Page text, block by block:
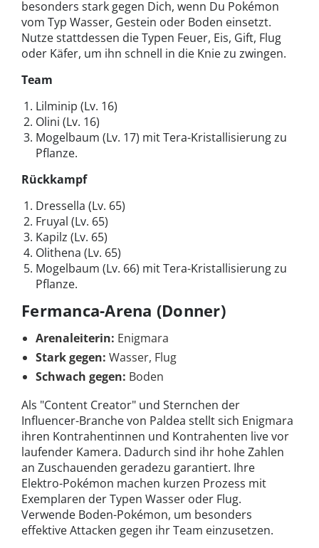
besonders stark gegen Dich, wenn Du Pokémon
vom Typ Wasser, Gestein oder Boden einsetzt.
Nutze stattdessen die Typen Feuer, Eis, Gift, Flug
oder Käfer, um ihn schnell in die Knie zu zwingen.
Team
Lilminip (Lv. 16)
Olini (Lv. 16)
Mogelbaum (Lv. 17) mit Tera-Kristallisierung zu
Pflanze.
Rückkampf
Dressella (Lv. 65)
Fruyal (Lv. 65)
Kapilz (Lv. 65)
Olithena (Lv. 65)
Mogelbaum (Lv. 66) mit Tera-Kristallisierung zu
Pflanze.
Fermanca-Arena (Donner)
Arenaleiterin: Enigmara
Stark gegen: Wasser, Flug
Schwach gegen: Boden
Als "Content Creator" und Sternchen der
Influencer-Branche von Paldea stellt sich Enigmara
ihren Kontrahentinnen und Kontrahenten live vor
laufender Kamera. Dadurch sind ihr hohe Zahlen
an Zuschauenden geradezu garantiert. Ihre
Elektro-Pokémon machen kurzen Prozess mit
Exemplaren der Typen Wasser oder Flug.
Verwende Boden-Pokémon, um besonders
effektive Attacken gegen ihr Team einzusetzen.